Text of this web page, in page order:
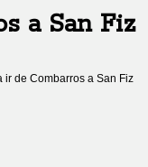
a San Fiz
ir deCombarros aSan Fiz